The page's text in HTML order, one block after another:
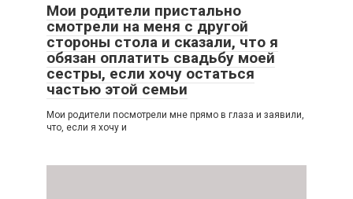
Мои родители пристально
смотрели на меня с другой
стороны стола и сказали, что я
обязан оплатить свадьбу моей
сестры, если хочу остаться
частью этой семьи
Мои родители посмотрели мне прямо в глаза и заявили,
что, если я хочу и